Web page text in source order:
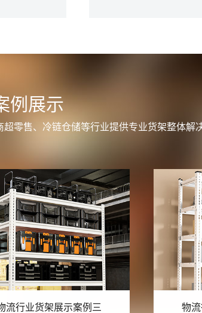
例展示
零售、冷链仓储等行业提供专业货架整体解
流行业货架展示案例二 物